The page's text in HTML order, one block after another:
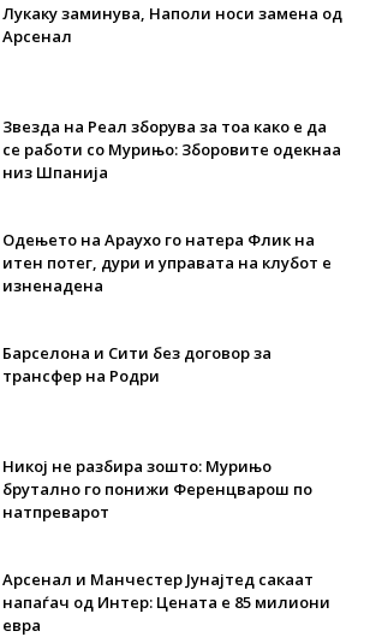
Лукаку заминува, Наполи носи замена од
Арсенал
Звезда на Реал зборува за тоа како е да
се работи со Мурињо: Зборовите одекнаа
низ Шпанија
Одењето на Араухо го натера Флик на
итен потег, дури и управата на клубот е
изненадена
Барселона и Сити без договор за
трансфер на Родри
Никој не разбира зошто: Мурињо
брутално го понижи Ференцварош по
натпреварот
Арсенал и Манчестер Јунајтед сакаат
напаѓач од Интер: Цената е 85 милиони
евра